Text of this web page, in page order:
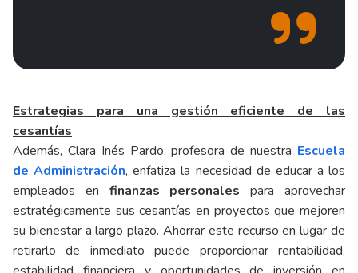
Estrategias para una gestión eficiente de las
cesantías
Además, Clara Inés Pardo, profesora de nuestra Escuela
de Administración, enfatiza la necesidad de educar a los
empleados en finanzas personales para aprovechar
estratégicamente sus cesantías en proyectos que mejoren
su bienestar a largo plazo. Ahorrar este recurso en lugar de
retirarlo de inmediato puede proporcionar rentabilidad,